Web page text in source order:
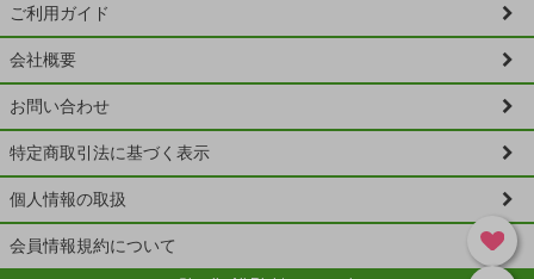
ご利用ガイド
会社概要
お問い合わせ
特定商取引法に基づく表示
個人情報の取扱
会員情報規約について